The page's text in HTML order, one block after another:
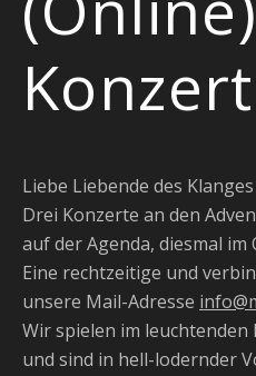
Konzert
Liebe Liebende des
Drei Konzerte an den
auf der Agenda, diesmal im
Eine rechtzeitige und
unsere Mail-Adresse
Wir spielen im leuchtenden
und sind in hell-lodernder